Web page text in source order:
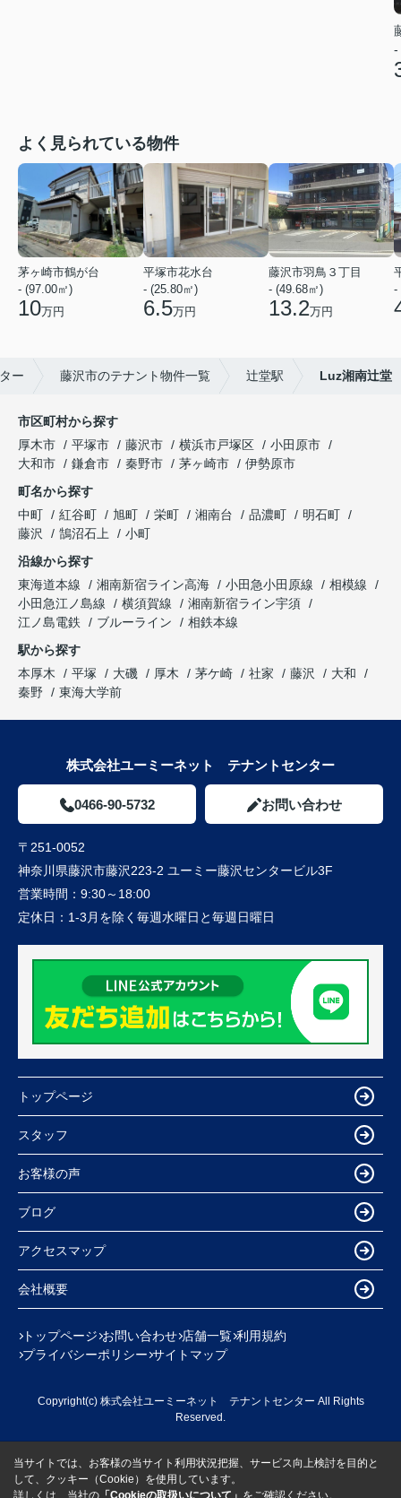
-
よく見られている物件
茅ヶ崎市鶴が台
- (97.00㎡)
10万円
平塚市花水台
- (25.80㎡)
6.5万円
藤沢市羽鳥３丁目
- (49.68㎡)
13.2万円
-
ー 藤沢市のテナント物件一覧 辻堂駅 Luz湘南辻堂
市区町村から探す
厚木市
平塚市 藤沢市 横浜市戸塚区
小田原市
大和市
鎌倉市 秦野市 茅ヶ崎市
伊勢原市
町名から探す
中町
紅谷町 旭町 栄町 湘南台 品濃町
明石町
藤沢
鵠沼石上
小町
沿線から探す
東海道本線
湘南新宿ライン高海 小田急小田原線
相模線
小田急江ノ島線
横須賀線
湘南新宿ライン宇須
江ノ島電鉄
ブルーライン
相鉄本線
駅から探す
本厚木
平塚 大磯 厚木 茅ケ崎 社家 藤沢
大和
秦野
東海大学前
株式会社ユーミーネット テナントセンター
0466-90-5732 お問い合わせ
〒251-0052
神奈川県藤沢市藤沢223-2 ユーミー藤沢センタービル3F
営業時間： 9:30～18:00
定休日： 1-3月を除く毎週水曜日と毎週日曜日
トップページ
スタッフ
お客様の声
ブログ
アクセスマップ
会社概要
トップページ お問い合わせ 店舗一覧 利用規約
プライバシーポリシー サイトマップ
Copyright(c) 株式会社ユーミーネット テナントセンター All Rights
Reserved.
当サイトでは、お客様の当サイト利用状況把握、サービス向上検討を目的と
して、クッキー（Cookie）を使用しています。
詳しくは、当社の 「Cookieの取扱いについて」 をご確認ください。